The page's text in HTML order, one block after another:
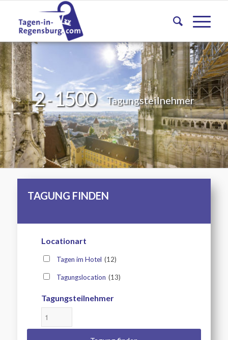
2-1500 Tagungsteilnehmer
TAGUNG FINDEN
Locationart
Tagen im Hotel (12)
Tagungslocation (13)
Tagungsteilnehmer